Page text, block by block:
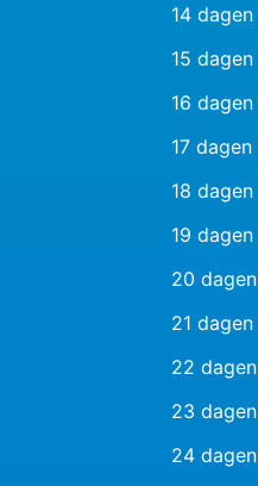
14 dagen
15 dagen
16 dagen
17 dagen
18 dagen
19 dagen
20 dagen
21 dagen
22 dagen
23 dagen
24 dagen